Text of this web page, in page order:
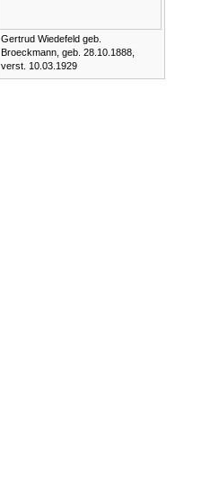
Gertrud Wiedefeld geb.
Broeckmann, geb. 28.10.1888,
verst. 10.03.1929